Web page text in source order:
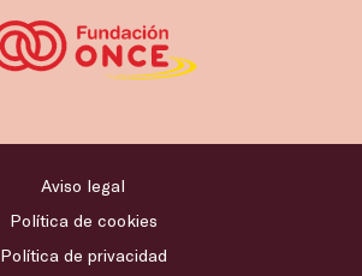
Aviso legal
Política de cookies
Política de privacidad